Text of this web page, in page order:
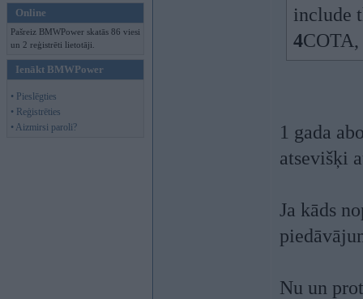
Online
Pašreiz BMWPower skatās 86 viesi
un 2 reģistrēti lietotāji.
Ienākt BMWPower
• Pieslēgties
• Reģistrēties
• Aizmirsi paroli?
include
4
1 gada
atsevišķi
Ja kāds
Nu un